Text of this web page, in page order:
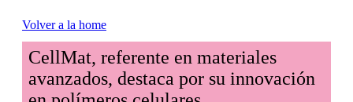
Volver a la home
CellMat, referente en materiales
avanzados, destaca por su innovación